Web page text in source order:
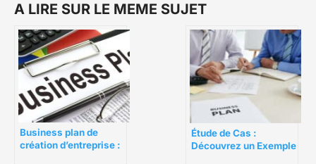
A LIRE SUR LE MEME SUJET
Business plan de
création d’entreprise :
Étude de Cas :
Découvrez un Exemple